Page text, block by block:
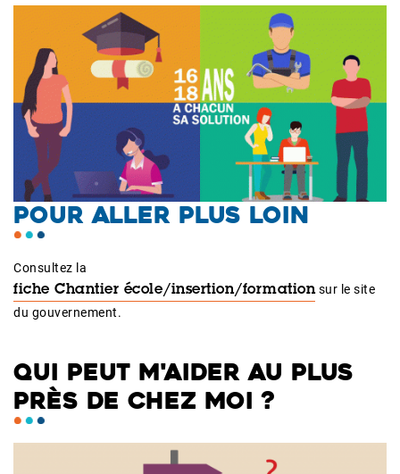
POUR ALLER PLUS LOIN
Consultez la
fiche Chantier école/insertion/formationsur le site
du gouvernement.
QUI PEUT M'AIDER AU PLUS
PRÈS DE CHEZ MOI ?